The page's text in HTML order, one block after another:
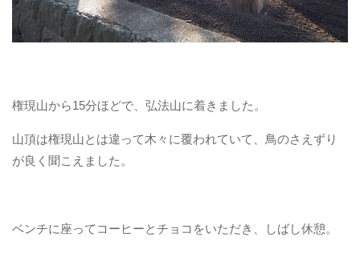
権現山から15分ほどで、弘法山に着きました。
山頂は権現山とは違って木々に覆われていて、鳥のさえずり
が良く聞こえました。
ベンチに座ってコーヒーとチョコをいただき、しばし休憩。